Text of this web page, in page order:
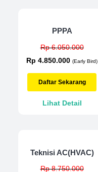
PPPA
Rp 6.050.000
Rp 4.850.000 (Early Bird)
Daftar Sekarang
Lihat Detail
Teknisi AC(HVAC)
Rp 8.750.000